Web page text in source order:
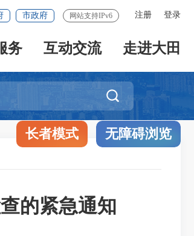
注册 登录
市政府 网站支持IPv6
务 互动交流 走进大田

长者模式 无障碍浏览
的紧急通知